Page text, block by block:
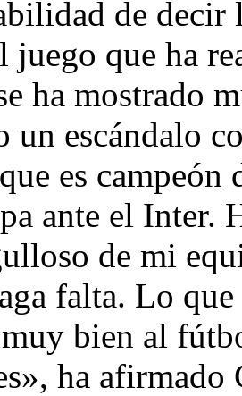
de decir
juego que ha
ha mostrado
un escándalo
es campeón
ante el Inter.
de mi
falta. Lo
bien al
ha